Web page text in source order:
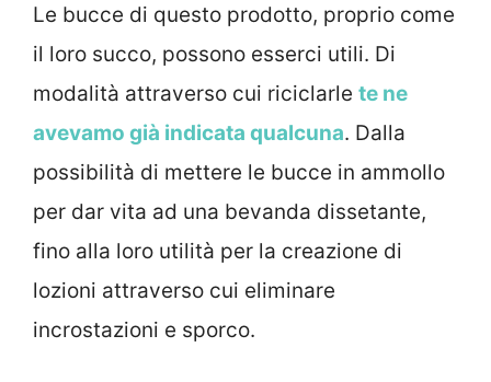
Le bucce di questo prodotto, proprio come
il loro succo, possono esserci utili. Di
modalità attraverso cui riciclarle te ne
avevamo già indicata qualcuna. Dalla
possibilità di mettere le bucce in ammollo
per dar vita ad una bevanda dissetante,
fino alla loro utilità per la creazione di
lozioni attraverso cui eliminare
incrostazioni e sporco.